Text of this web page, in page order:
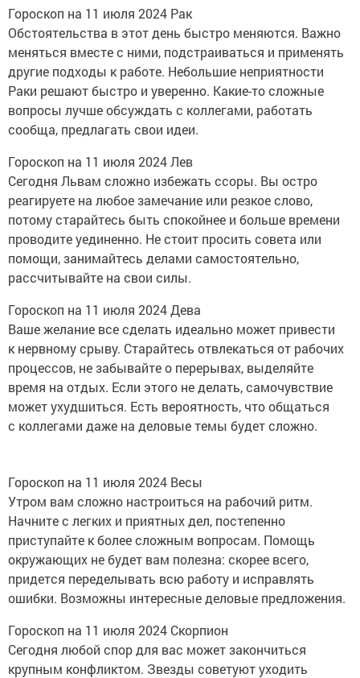
Гороскоп на 11 июля 2024 Рак
Обстоятельства в этот день быстро меняются. Важно
меняться вместе с ними, подстраиваться и применять
другие подходы к работе. Небольшие неприятности
Раки решают быстро и уверенно. Какие-то сложные
вопросы лучше обсуждать с коллегами, работать
сообща, предлагать свои идеи.
Гороскоп на 11 июля 2024 Лев
Сегодня Львам сложно избежать ссоры. Вы остро
реагируете на любое замечание или резкое слово,
потому старайтесь быть спокойнее и больше времени
проводите уединенно. Не стоит просить совета или
помощи, занимайтесь делами самостоятельно,
рассчитывайте на свои силы.
Гороскоп на 11 июля 2024 Дева
Ваше желание все сделать идеально может привести
к нервному срыву. Старайтесь отвлекаться от рабочих
процессов, не забывайте о перерывах, выделяйте
время на отдых. Если этого не делать, самочувствие
может ухудшиться. Есть вероятность, что общаться
с коллегами даже на деловые темы будет сложно.
Гороскоп на 11 июля 2024 Весы
Утром вам сложно настроиться на рабочий ритм.
Начните с легких и приятных дел, постепенно
приступайте к более сложным вопросам. Помощь
окружающих не будет вам полезна: скорее всего,
придется переделывать всю работу и исправлять
ошибки. Возможны интересные деловые предложения.
Гороскоп на 11 июля 2024 Скорпион
Сегодня любой спор для вас может закончиться
крупным конфликтом. Звезды советуют уходить